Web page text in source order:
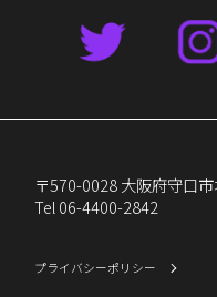
〒570-0028 大阪府守口
Tel 06-4400-2842
プライバシーポリシー